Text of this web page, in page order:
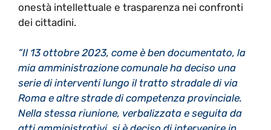
onestà intellettuale e trasparenza nei confronti
dei cittadini.
“Il 13 ottobre 2023, come è ben documentato, la
mia amministrazione comunale ha deciso una
serie di interventi lungo il tratto stradale di via
Roma e altre strade di competenza provinciale.
Nella stessa riunione, verbalizzata e seguita da